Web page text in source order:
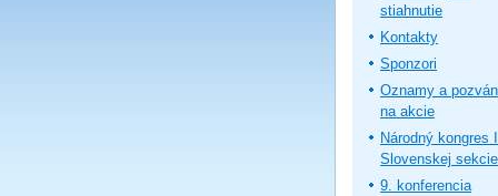
stiahnutie
Kontakty
Sponzori
Oznamy a
na akcie
Národný kongres
Slovenskej sekcie
9. konferencia